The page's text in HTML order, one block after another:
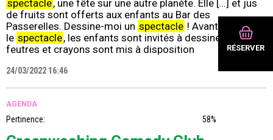
RÉSERVER
spectacle, une fête sur une autre planète. Elle [...] et jus
de fruits sont offerts aux enfants au Bar des
Passerelles. Dessine-moi un spectacle ! Avant et après
le spectacle, les enfants sont invités à dessiner. Feuilles,
feutres et crayons sont mis à disposition
24/03/2022 16:46
AGENDA
Pertinence: 58%